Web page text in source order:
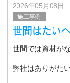
2026年05月08日
施工事例
世間はたい
世間では資材が
弊社はありがた